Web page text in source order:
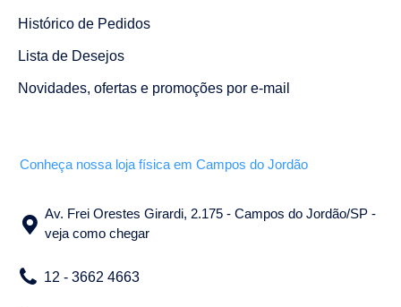
Histórico de Pedidos
Lista de Desejos
Novidades, ofertas e promoções por e-mail
Conheça nossa loja física em Campos do Jordão
Av. Frei Orestes Girardi, 2.175 - Campos do Jordão/SP -
veja como chegar
12 - 3662 4663